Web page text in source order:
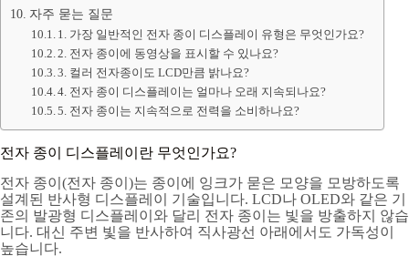
자주 묻는 질문
1. 가장 일반적인 전자 종이 디스플레이 유형은 무엇인가요?
2. 전자 종이에 동영상을 표시할 수 있나요?
3. 컬러 전자종이도 LCD만큼 밝나요?
4. 전자 종이 디스플레이는 얼마나 오래 지속되나요?
5. 전자 종이는 지속적으로 전력을 소비하나요?
전자 종이 디스플레이란 무엇인가요?
전자 종이(전자 종이)는 종이에 잉크가 묻은 모양을 모방하도록
설계된 반사형 디스플레이 기술입니다. LCD나 OLED와 같은 기
존의 발광형 디스플레이와 달리 전자 종이는 빛을 방출하지 않습
니다. 대신 주변 빛을 반사하여 직사광선 아래에서도 가독성이
높습니다.